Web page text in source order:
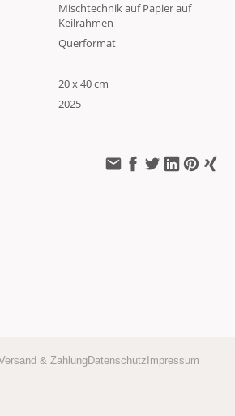
Mischtechnik auf Papier auf
Keilrahmen
Querformat
20 x 40 cm
2025
& ZahlungDatenschutz Impressum